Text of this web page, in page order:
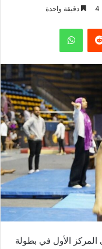
4 دقيقة واحدة
واتساب
الأول في بطولة